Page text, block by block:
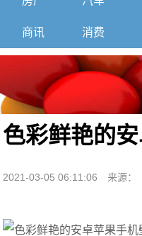
商讯 消费
色彩鲜艳的
2021-03-05 06:11:06 来源：